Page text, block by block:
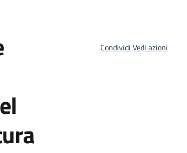
Condividi Vedi azioni